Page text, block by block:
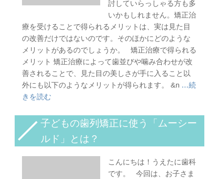
討していらっしゃる方も多
いかもしれません。矯正治
療を受けることで得られるメリットは、実は見た目
の改善だけではないのです。そのほかにどのような
メリットがあるのでしょうか。 矯正治療で得られる
メリット 矯正治療によって歯並びや噛み合わせが改
善されることで、見た目の美しさが手に入ること以
外にも以下のようなメリットが得られます。 &n …続
きを読む
子どもの歯列矯正に使う「ムーシー
ルド」とは？
こんにちは！うえたに歯科
です。 今回は、お子さま